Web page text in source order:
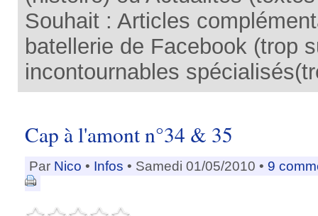
Souhait : Articles
batellerie de Facebook (trop
incontournables
Cap à l'amont n°34 & 35
Par Nico • Infos • Samedi 01/05/2010 • 9